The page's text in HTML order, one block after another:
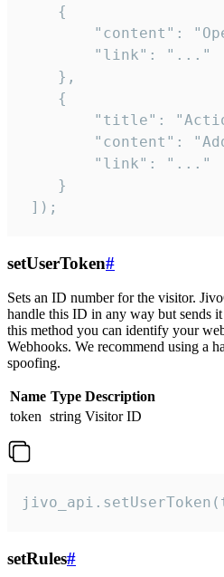
    {
"content":
        "link": "..."
    },
    {
"title":
"content":
        "link": "..."
    }
]);
setUserToken#
Sets an ID number for the visitor.
handle this ID in any way but sends
this method you can identify your
Webhooks. We recommend using a
spoofing.
Name Type Description
token string Visitor ID
setRules#